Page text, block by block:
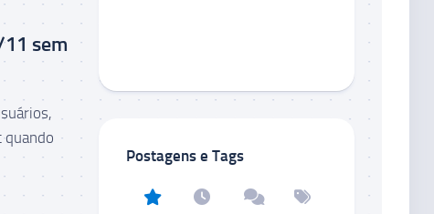
sem
quando
Postagens e Tags